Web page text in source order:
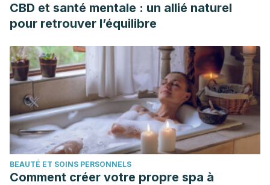
CBD et santé mentale : un allié naturel
pour retrouver l’équilibre
BEAUTÉ ET SOINS PERSONNELS
Comment créer votre propre spa à